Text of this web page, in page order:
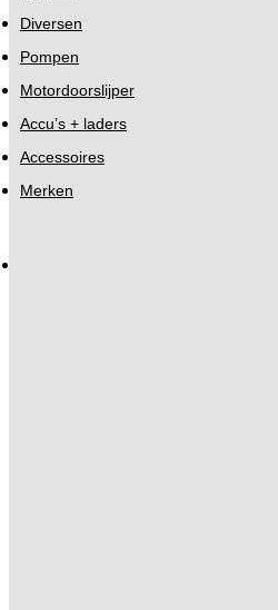
Diversen
Pompen
Motordoorslijper
Accu’s + laders
Accessoires
Merken